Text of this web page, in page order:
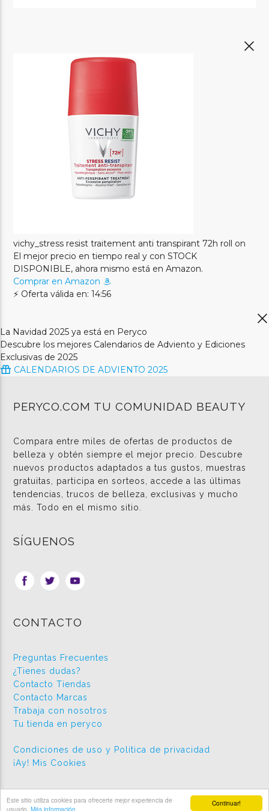
Continuar!
Este sitio utiliza cookies para ofrecerte mejor experiencia de
usuario. Más información
vichy_stress resist traitement anti transpirant 72h roll on
El mejor precio en tiempo real y con STOCK
DISPONIBLE, ahora mismo está en Amazon.
Comprar en Amazon
⚡ Oferta válida en: 14:56
La Navidad 2025 ya está en Peryco
Descubre los mejores Calendarios de Adviento y Ediciones
Exclusivas de 2025
CALENDARIOS DE ADVIENTO 2025
PERYCO.COM TU COMUNIDAD BEAUTY
Compara entre miles de ofertas de productos de
belleza y obtén siempre el mejor precio. Descubre
nuevos productos adaptados a tus gustos, muestras
gratuitas, participa en sorteos, accede a las últimas
tendencias, trucos de belleza, exclusivas y mucho
más. Todo en el mismo sitio.
SÍGUENOS
CONTACTO
Preguntas Frecuentes
¿Tienes dudas?
Contacto Tiendas
Contacto Marcas
Trabaja con nosotros
Tu tienda en peryco
Condiciones de uso y Política de privacidad
¡Ay! Mis Cookies
2026 © Peryco.com